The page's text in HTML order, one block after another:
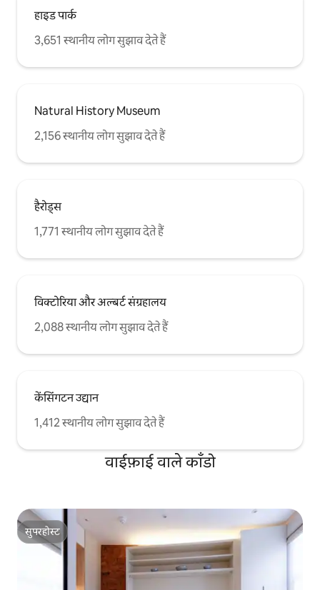
हाइड पार्क
3,651 स्थानीय लोग सुझाव देते हैं
Natural History Museum
2,156 स्थानीय लोग सुझाव देते हैं
हैरोड्स
1,771 स्थानीय लोग सुझाव देते हैं
विक्टोरिया और अल्बर्ट संग्रहालय
2,088 स्थानीय लोग सुझाव देते हैं
केंसिंगटन उद्यान
1,412 स्थानीय लोग सुझाव देते हैं
वाईफ़ाई वाले काँडो
सुपरहोस्ट
सुपरहोस्ट